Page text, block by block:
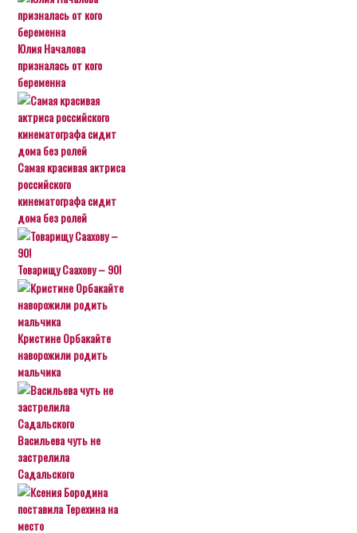
Юлия Началова
призналась от кого
беременна
Самая красивая актриса
российского
кинематографа сидит
дома без ролей
Товарищу Саахову – 90!
Кристине Орбакайте
наворожили родить
мальчика
Васильева чуть не
застрелила
Садальского